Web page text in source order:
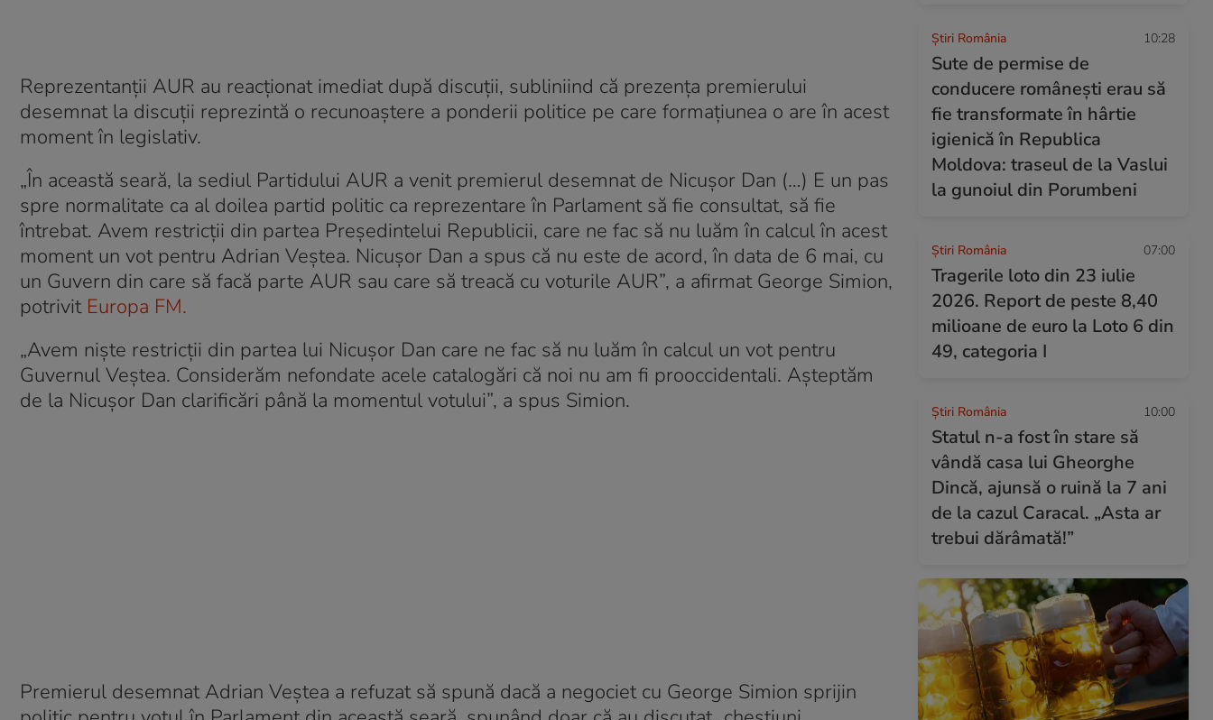
Reprezentanții AUR au reacționat imediat după discuții, subliniind că prezența premierului
desemnat la discuții reprezintă o recunoaștere a ponderii politice pe care formațiunea o are în acest
moment în legislativ.
„În această seară, la sediul Partidului AUR a venit premierul desemnat de Nicușor Dan (…) E un pas
spre normalitate ca al doilea partid politic ca reprezentare în Parlament să fie consultat, să fie
întrebat. Avem restricții din partea Președintelui Republicii, care ne fac să nu luăm în calcul în acest
moment un vot pentru Adrian Veștea. Nicușor Dan a spus că nu este de acord, în data de 6 mai, cu
un Guvern din care să facă parte AUR sau care să treacă cu voturile AUR”, a afirmat George Simion,
potrivit Europa FM.
„Avem niște restricții din partea lui Nicușor Dan care ne fac să nu luăm în calcul un vot pentru
Guvernul Veștea. Considerăm nefondate acele catalogări că noi nu am fi prooccidentali. Așteptăm
de la Nicușor Dan clarificări până la momentul votului”, a spus Simion.
Premierul desemnat Adrian Veștea a refuzat să spună dacă a negociet cu George Simion sprijin
Știri România 10:28
Sute de permise de
conducere românești erau să
fie transformate în hârtie
igienică în Republica
Moldova: traseul de la Vaslui
la gunoiul din Porumbeni
Știri România 07:00
Tragerile loto din 23 iulie
2026. Report de peste 8,40
milioane de euro la Loto 6 din
49, categoria I
Știri România 10:00
Statul n-a fost în stare să
vândă casa lui Gheorghe
Dincă, ajunsă o ruină la 7 ani
de la cazul Caracal. „Asta ar
trebui dărâmată!”